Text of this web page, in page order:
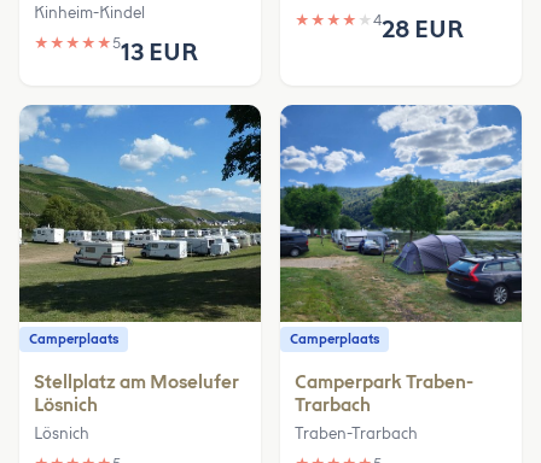
Kinheim-Kindel
★ ★ ★ ★ ★513 EUR
★ ★ ★ ★ ★ 428 EUR
Camperplaats
Stellplatz am Moselufer
Lösnich
Lösnich
Camperplaats
Camperpark Traben-
Trarbach
Traben-Trarbach